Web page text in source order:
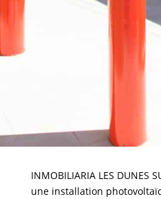
INMOBILIARIA LES DUNES
une installation